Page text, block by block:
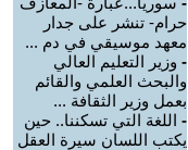
حرام- تنشر على جدار
معهد موسيقي في دم ...
- وزير التعليم العالي
والبحث العلمي والقائم
بعمل وزير الثقافة ...
- اللغة التي تسكننا.. حين
يكتب اللسان سيرة العقل